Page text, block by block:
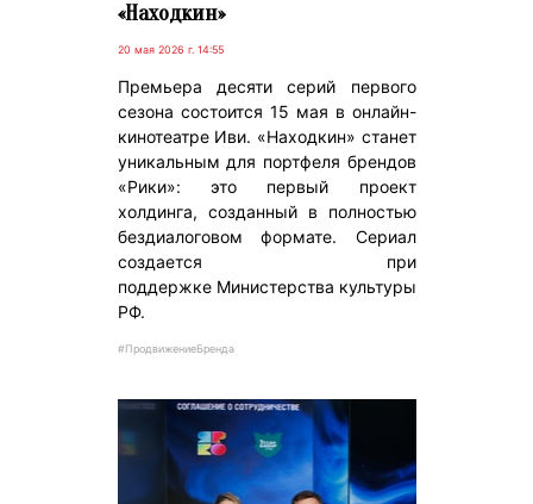
«Находкин»
20 мая 2026 г. 14:55
Премьера десяти серий первого
сезона состоится 15 мая в онлайн-
кинотеатре Иви. «Находкин» станет
уникальным для портфеля брендов
«Рики»: это первый проект
холдинга, созданный в полностью
бездиалоговом формате. Сериал
создается при
поддержке Министерства культуры
РФ.
#ПродвижениеБренда